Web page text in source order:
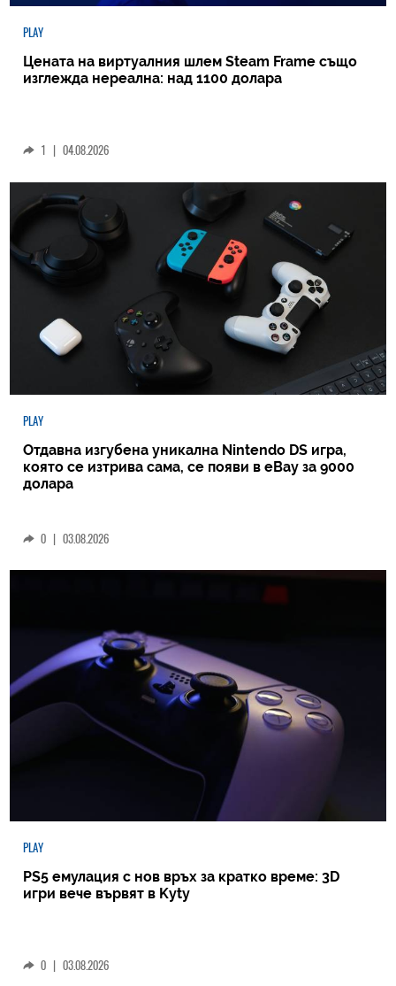
PLAY
Цената на виртуалния шлем Steam Frame също
изглежда нереална: над 1100 долара
1 04.08.2026
PLAY
Отдавна изгубена уникална Nintendo DS игра,
която се изтрива сама, се появи в eBay за 9000
долара
0 | 03.08.2026
PLAY
PS5 емулация с нов връх за кратко време: 3D
игри вече вървят в Kyty
0 | 03.08.2026